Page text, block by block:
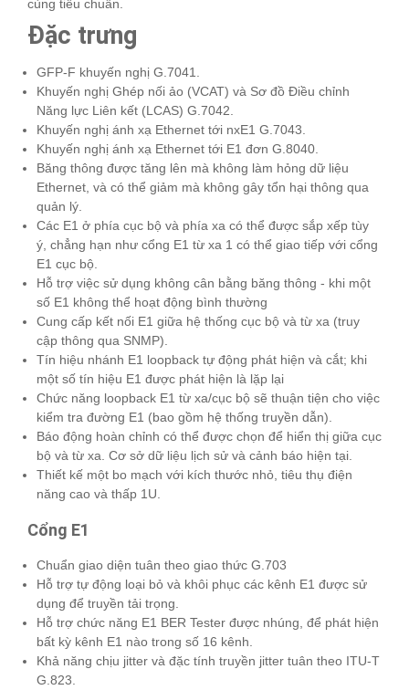
cùng tiêu chuẩn.
Đặc trưng
GFP-F khuyến nghị G.7041.
Khuyến nghị Ghép nối ảo (VCAT) và Sơ đồ Điều chỉnh
Năng lực Liên kết (LCAS) G.7042.
Khuyến nghị ánh xạ Ethernet tới nxE1 G.7043.
Khuyến nghị ánh xạ Ethernet tới E1 đơn G.8040.
Băng thông được tăng lên mà không làm hỏng dữ liệu
Ethernet, và có thể giảm mà không gây tổn hại thông qua
quản lý.
Các E1 ở phía cục bộ và phía xa có thể được sắp xếp tùy
ý, chẳng hạn như cổng E1 từ xa 1 có thể giao tiếp với cổng
E1 cục bộ.
Hỗ trợ việc sử dụng không cân bằng băng thông - khi một
số E1 không thể hoạt động bình thường
Cung cấp kết nối E1 giữa hệ thống cục bộ và từ xa (truy
cập thông qua SNMP).
Tín hiệu nhánh E1 loopback tự động phát hiện và cắt; khi
một số tín hiệu E1 được phát hiện là lặp lại
Chức năng loopback E1 từ xa/cục bộ sẽ thuận tiện cho việc
kiểm tra đường E1 (bao gồm hệ thống truyền dẫn).
Báo động hoàn chỉnh có thể được chọn để hiển thị giữa cục
bộ và từ xa. Cơ sở dữ liệu lịch sử và cảnh báo hiện tại.
Thiết kế một bo mạch với kích thước nhỏ, tiêu thụ điện
năng cao và thấp 1U.
Cổng E1
Chuẩn giao diện tuân theo giao thức G.703
Hỗ trợ tự động loại bỏ và khôi phục các kênh E1 được sử
dụng để truyền tải trọng.
Hỗ trợ chức năng E1 BER Tester được nhúng, để phát hiện
bất kỳ kênh E1 nào trong số 16 kênh.
Khả năng chịu jitter và đặc tính truyền jitter tuân theo ITU-T
G.823.